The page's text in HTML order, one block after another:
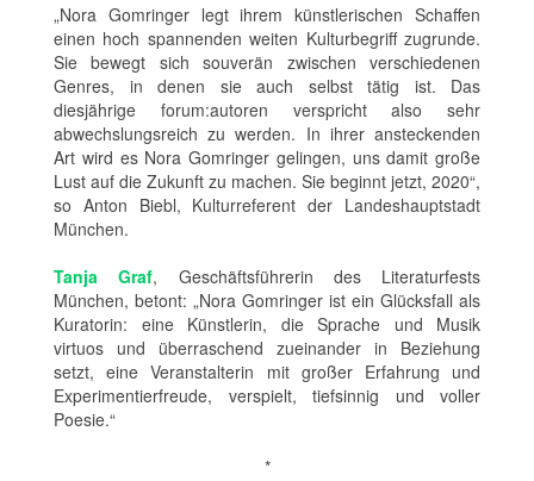
„Nora Gomringer legt ihrem künstlerischen Schaffen
einen hoch spannenden weiten Kulturbegriff zugrunde.
Sie bewegt sich souverän zwischen verschiedenen
Genres, in denen sie auch selbst tätig ist. Das
diesjährige forum:autoren verspricht also sehr
abwechslungsreich zu werden. In ihrer ansteckenden
Art wird es Nora Gomringer gelingen, uns damit große
Lust auf die Zukunft zu machen. Sie beginnt jetzt, 2020“,
so Anton Biebl, Kulturreferent der Landeshauptstadt
München.
Tanja Graf, Geschäftsführerin des Literaturfests
München, betont: „Nora Gomringer ist ein Glücksfall als
Kuratorin: eine Künstlerin, die Sprache und Musik
virtuos und überraschend zueinander in Beziehung
setzt, eine Veranstalterin mit großer Erfahrung und
Experimentierfreude, verspielt, tiefsinnig und voller
Poesie.“
*